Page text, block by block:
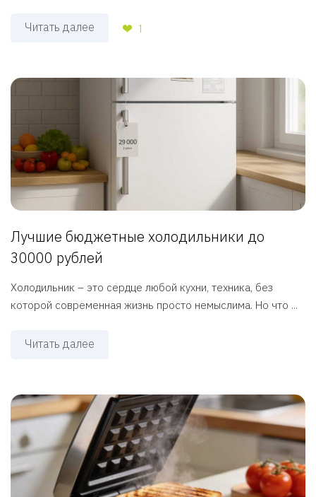
Читать далее 1
Лучшие бюджетные холодильники до
30000 рублей
Холодильник – это сердце любой кухни, техника, без
которой современная жизнь просто немыслима. Но что ...
Читать далее